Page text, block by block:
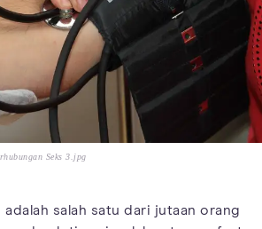
Seks 3.jpg
salah satu dari jutaan orang